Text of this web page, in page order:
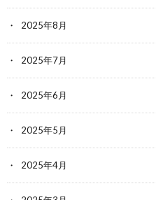
2025年8月
2025年7月
2025年6月
2025年5月
2025年4月